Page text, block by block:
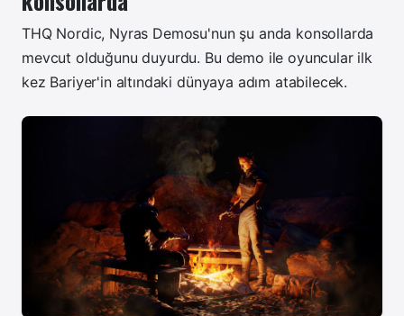
THQ Nordic, Nyras Demosu'nun şu anda konsollarda
mevcut olduğunu duyurdu. Bu demo ile oyuncular ilk
kez Bariyer'in altındaki dünyaya adım atabilecek.